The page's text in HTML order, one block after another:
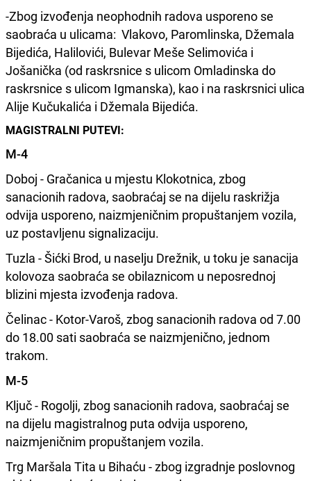
-Zbog izvođenja neophodnih radova usporeno se
saobraća u ulicama: Vlakovo, Paromlinska, Džemala
Bijedića, Halilovići, Bulevar Meše Selimovića i
Jošanička (od raskrsnice s ulicom Omladinska do
raskrsnice s ulicom Igmanska), kao i na raskrsnici ulica
Alije Kučukalića i Džemala Bijedića.
MAGISTRALNI PUTEVI:
M-4
Doboj - Gračanica u mjestu Klokotnica, zbog
sanacionih radova, saobraćaj se na dijelu raskrižja
odvija usporeno, naizmjeničnim propuštanjem vozila,
uz postavljenu signalizaciju.
Tuzla - Šićki Brod, u naselju Drežnik, u toku je sanacija
kolovoza saobraća se obilaznicom u neposrednoj
blizini mjesta izvođenja radova.
Čelinac - Kotor-Varoš, zbog sanacionih radova od 7.00
do 18.00 sati saobraća se naizmjenično, jednom
trakom.
M-5
Ključ - Rogolji, zbog sanacionih radova, saobraćaj se
na dijelu magistralnog puta odvija usporeno,
naizmjeničnim propuštanjem vozila.
Trg Maršala Tita u Bihaću - zbog izgradnje poslovnog